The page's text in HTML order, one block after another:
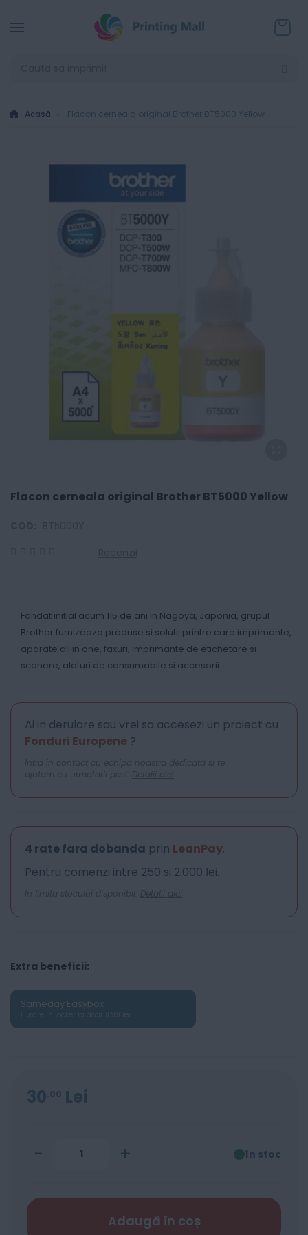
Acasă Flacon cerneala original Brother BT5000 Yellow
Flacon cerneala original Brother BT5000 Yellow
Fondat initial acum 115 de ani in Nagoya, Japonia, grupul
Brother furnizeaza produse si solutii printre care imprimante,
aparate all in one, faxuri, imprimante de etichetare si
scanere, alaturi de consumabile si accesorii.
Ai in derulare sau vrei sa accesezi un proiect cu
Fonduri Europene ?
Intra in contact cu echipa noastra dedicata si te
ajutam cu urmatorii pasi. Detalii aici
4 rate fara dobanda prin LeanPay.
Pentru comenzi intre 250 si 2.000 lei.
In limita stocului disponibil. Detalii aici
Extra beneficii:
Sameday Easybox
30 00 Lei
- + în stoc
Adaugă în coș